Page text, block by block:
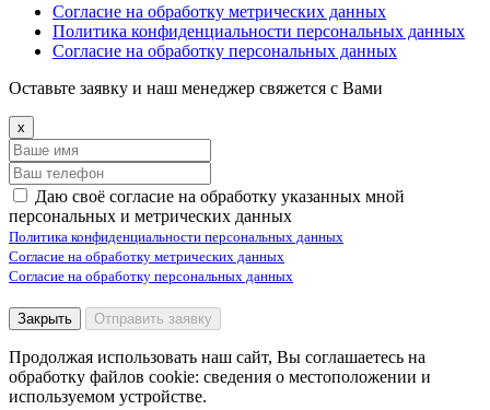
Согласие на обработку метрических данных
Политика конфиденциальности персональных данных
Согласие на обработку персональных данных
Оставьте заявку и наш менеджер свяжется с Вами
x
Даю своё согласие на обработку указанных мной
персональных и метрических данных
Политика конфиденциальности персональных данных
Согласие на обработку метрических данных
Согласие на обработку персональных данных
Закрыть Отправить заявку
Продолжая использовать наш сайт, Вы соглашаетесь на
обработку файлов cookie: сведения о местоположении и
используемом устройстве.